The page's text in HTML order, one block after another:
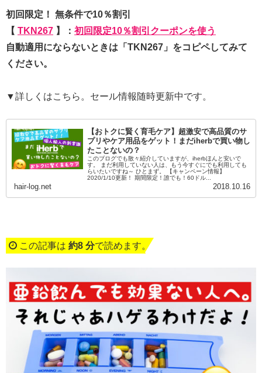
初回限定！ 無条件で10％割引
【 TKN267 】： 初回限定10％割引クーポンを使う
自動適用にならないときは「TKN267」をコピペしてみて
ください。
▼詳しくはこちら。セール情報随時更新中です。
【おトクに賢く育毛ケア】超激安で高品質のサ
プリやケア用品をゲット！まだiherbで買い物し
たことないの？
このブログでも散々紹介していますが、iherbほんと安いで
す。 まだ利用していない人は、もう今すぐにでも利用しても
らいたいですね～ ひとまず。 【キャンペーン情報】
2020/1/10更新！ 期間限定！誰でも！60ドル...
hair-log.net 2018.10.16
この記事は 約8 分で読めます。